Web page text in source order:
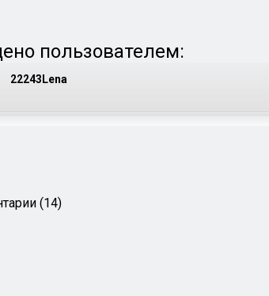
пользователем:
22243Lena
(14)